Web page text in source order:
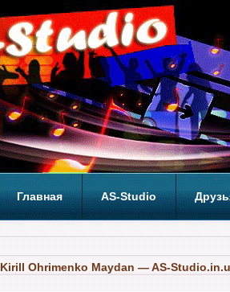
Главная AS-Studio
Kirill Ohrimenko Maydan — AS-